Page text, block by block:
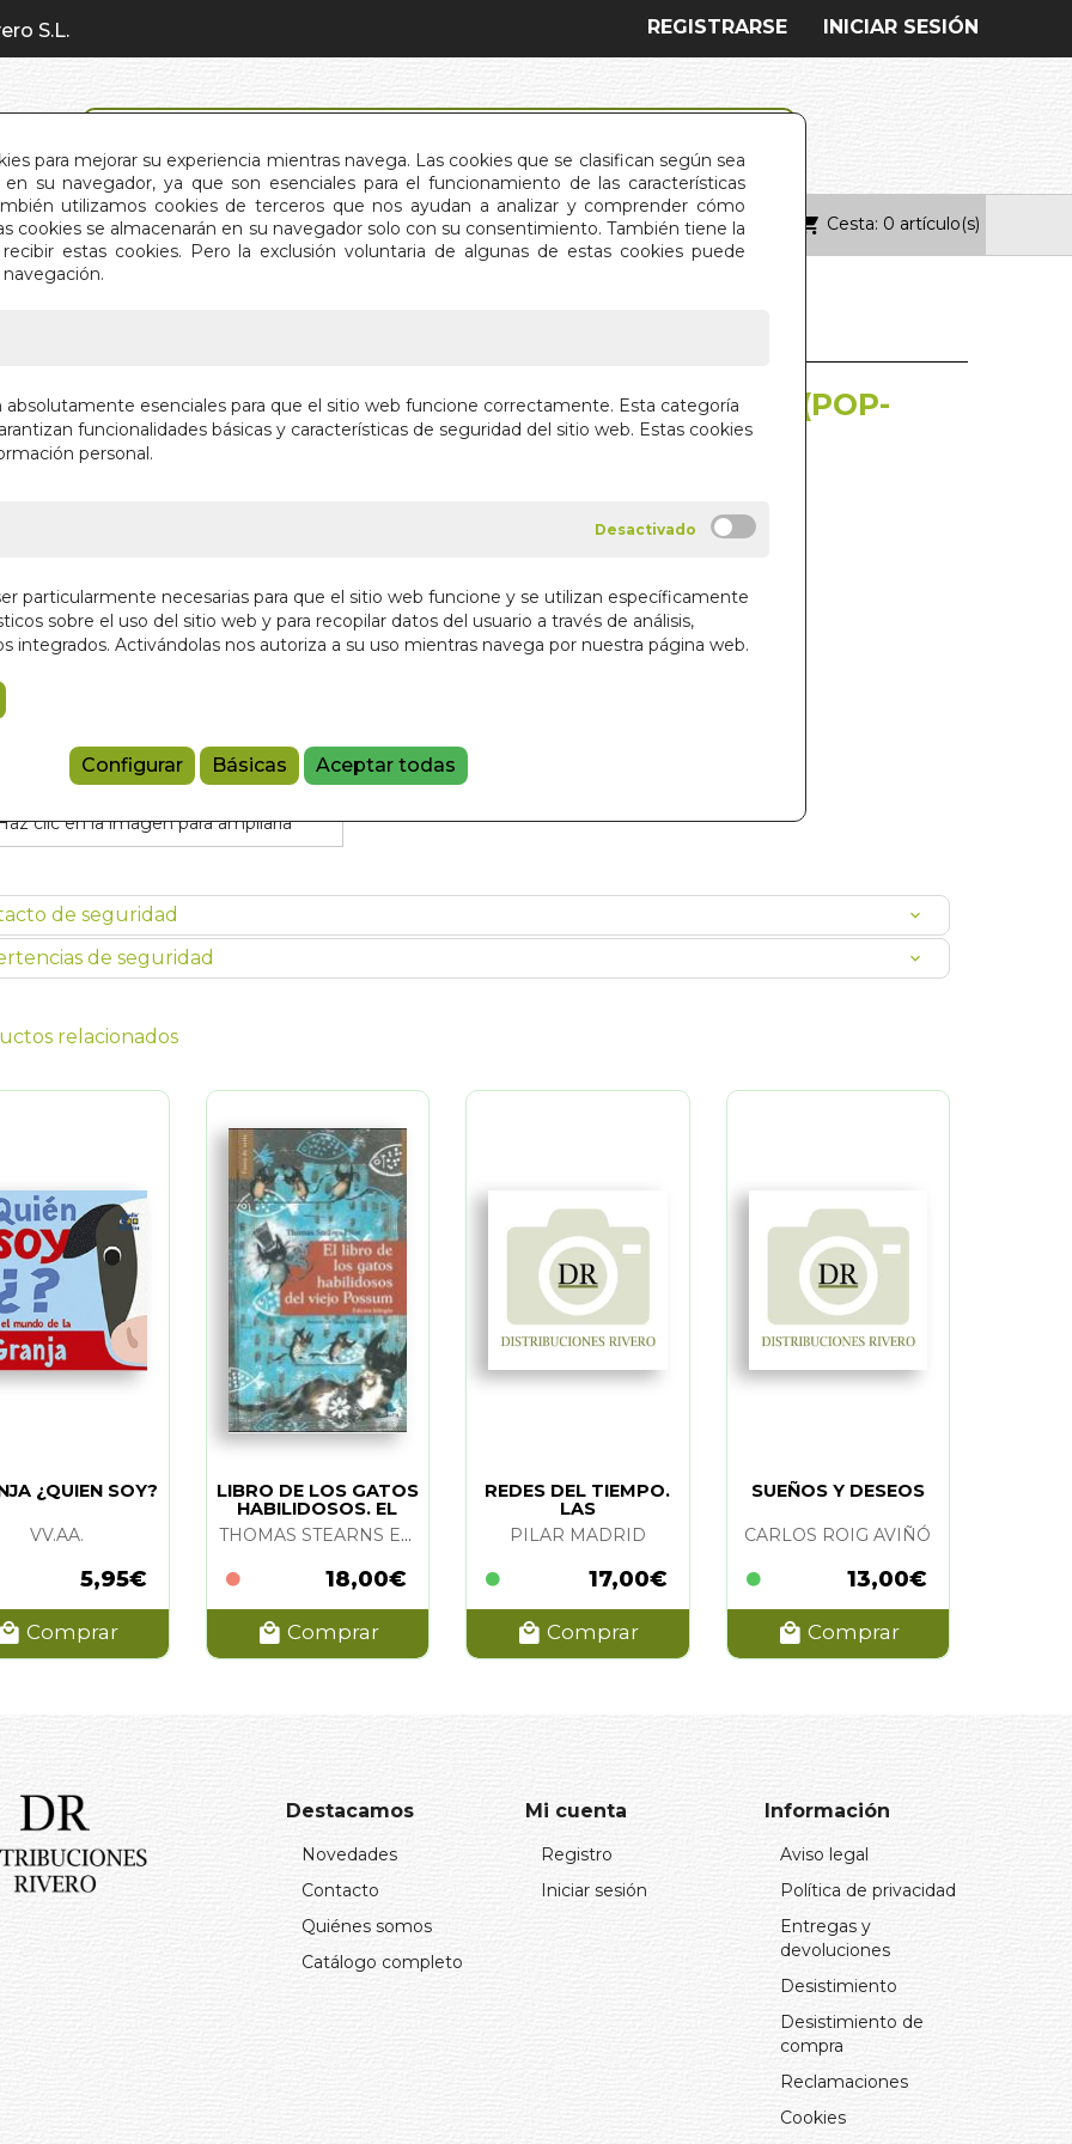
para mejorar su experiencia mientras navega. Las cookies que se clasifican según sea
su navegador, ya que son esenciales para el funcionamiento de las características
utilizamos cookies de terceros que nos ayudan a analizar y comprender cómo
cookies se almacenarán en su navegador solo con su consentimiento. También tiene la
estas cookies. Pero la exclusión voluntaria de algunas de estas cookies puede
absolutamente esenciales para que el sitio web funcione correctamente. Esta categoría
funcionalidades básicas y características de seguridad del sitio web. Estas cookies
personal.
particularmente necesarias para que el sitio web funcione y se utilizan específicamente
sobre el uso del sitio web y para recopilar datos del usuario a través de análisis,
integrados. Activándolas nos autoriza a su uso mientras navega por nuestra página web.
Configurar Básicas Aceptar todas
S.L. INICIAR SESIÓN
REGISTRARSE
INICIO QUIÉNES SOMOS CONTACTO Cesta: 0 artículo(s)
clic en la imagen para ampliarla
ANIMALES EN EL ARTICO (POP-
UP)
6,95 €
Añadir a la cesta
de seguridad
de seguridad
relacionados
¿QUIEN SOY?
VV.AA.
5,95€
Comprar
LIBRO DE LOS GATOS
HABILIDOSOS. EL
THOMAS STEARNS ELIOT Y YANG HYE-WON
18,00€
Comprar
REDES DEL TIEMPO.
LAS
PILAR MADRID
17,00€
Comprar
SUEÑOS Y DESEOS
CARLOS ROIG AVIÑÓ
13,00€
Comprar
Destacamos
Novedades
Contacto
Quiénes somos
Catálogo completo
Mi cuenta
Registro
Iniciar sesión
Información
Aviso legal
Política de privacidad
Entregas y
devoluciones
Desistimiento
Desistimiento de
compra
Reclamaciones
Cookies